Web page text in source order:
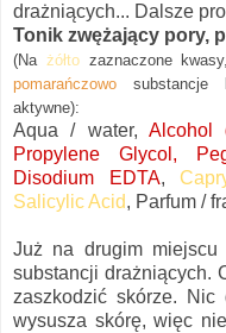
drażniących... Dalsze
Tonik zwężający pory,
(Nażółtozaznaczone
pomarańczowo substancje
aktywne):
Aqua / water, Alcohol
Propylene Glycol,
Disodium EDTA,
Salicylic Acid, Parfum /
Już na drugim
substancji drażniących.
zaszkodzić skórze.
wysusza skórę, więc